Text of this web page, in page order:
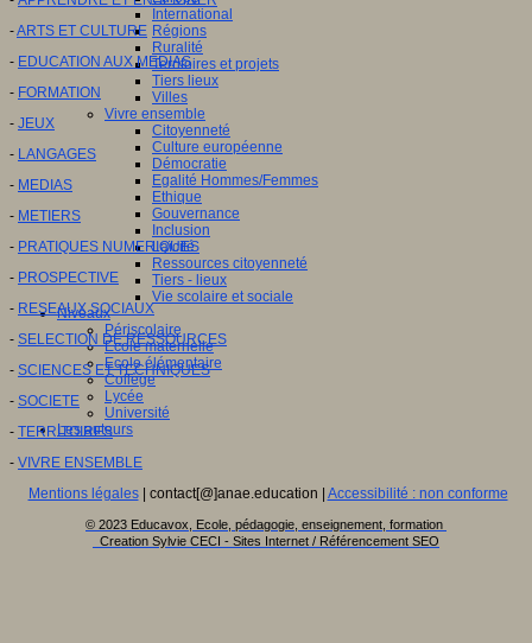
International
Régions
Ruralité
Territoires et projets
Tiers lieux
Villes
Vivre ensemble
Citoyenneté
Culture européenne
Démocratie
Egalité Hommes/Femmes
Ethique
Gouvernance
Inclusion
Laïcité
Ressources citoyenneté
Tiers - lieux
Vie scolaire et sociale
Niveaux
Périscolaire
Ecole maternelle
Ecole élémentaire
Collège
Lycée
Université
Les auteurs
-ARTS ET CULTURE
- EDUCATION AUX MEDIAS
- FORMATION
- JEUX
- LANGAGES
- MEDIAS
- METIERS
- PRATIQUES NUMERIQUES
- PROSPECTIVE
- RESEAUX SOCIAUX
- SELECTION DE RESSOURCES
- SCIENCES ET TECHNIQUES
- SOCIETE
- TERRITOIRES
- VIVRE ENSEMBLE
Mentions légales| contact[@]anae.education | Accessibilité : non conforme
© 2023 Educavox, Ecole, pédagogie, enseignement, formation
Creation Sylvie CECI - Sites Internet / Référencement SEO